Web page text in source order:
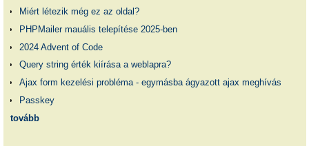
Miért létezik még ez az oldal?
PHPMailer mauális telepítése 2025-ben
2024 Advent of Code
Query string érték kiírása a weblapra?
Ajax form kezelési probléma - egymásba ágyazott ajax meghívás
Passkey
tovább